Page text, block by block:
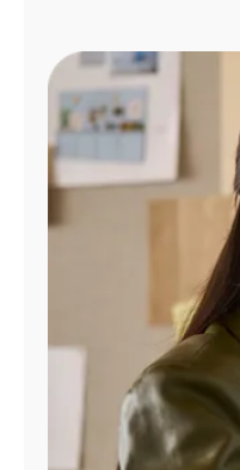
Administrar
cuenta
Encuentra
tienda